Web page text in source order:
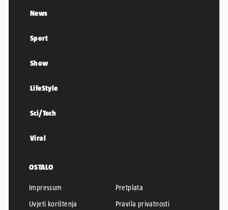
News
Sport
Show
LifeStyle
Sci/Tech
Viral
OSTALO
Impressum
Pretplata
Uvjeti korištenja
Pravila privatnosti